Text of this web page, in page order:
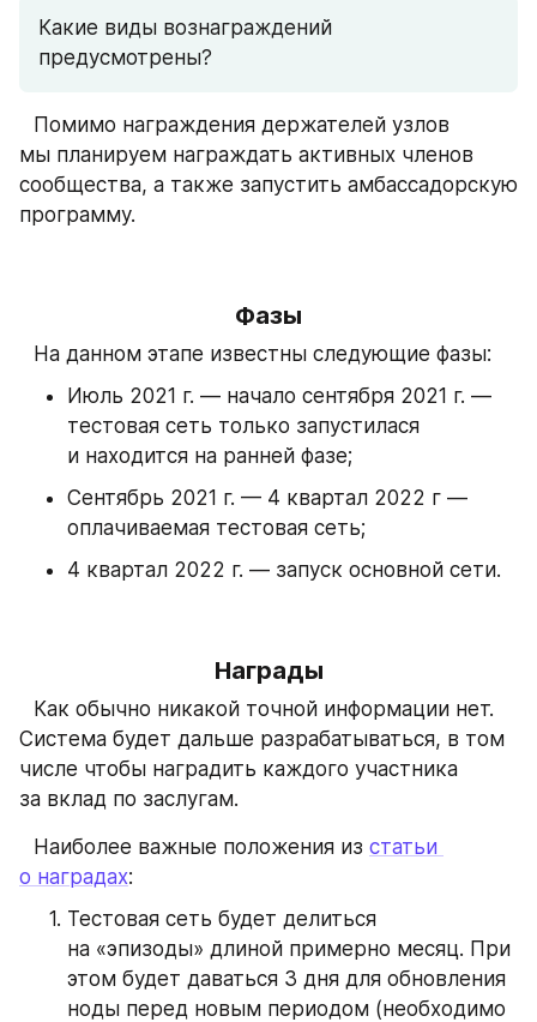
Какие виды вознаграждений
предусмотрены?
⠀Помимо награждения держателей узлов
мы планируем награждать активных членов
сообщества, а также запустить амбассадорскую
программу.
Фазы
⠀На данном этапе известны следующие фазы:
Июль 2021 г. — начало сентября 2021 г. —
тестовая сеть только запустилася
и находится на ранней фазе;
Сентябрь 2021 г. — 4 квартал 2022 г —
оплачиваемая тестовая сеть;
4 квартал 2022 г. — запуск основной сети.
Награды
⠀Как обычно никакой точной информации нет.
Система будет дальше разрабатываться, в том
числе чтобы наградить каждого участника
за вклад по заслугам.
⠀Наиболее важные положения из статьи
о наградах:
Тестовая сеть будет делиться
на «эпизоды» длиной примерно месяц. При
этом будет даваться 3 дня для обновления
ноды перед новым периодом (необходимо